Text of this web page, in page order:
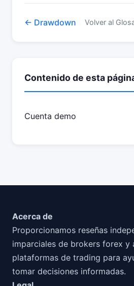
← Drawdown Volver al
Contenido de esta
Cuenta demo
Acerca de
Proporcionamos reseñas
imparciales de brokers forex y
plataformas de trading para
tomar decisiones informadas.